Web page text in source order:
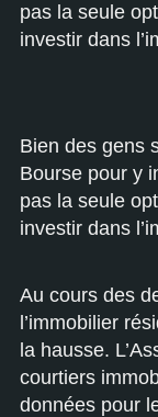
pas la seule
investir dans
Bien des gens
Bourse pour y
pas la seule
investir dans
Au cours des
l’immobilier
la hausse.
courtiers
données pour